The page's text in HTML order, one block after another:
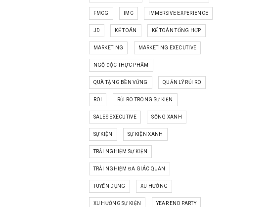
FMCG IMC IMMERSIVE EXPERIENCE
JD KẾ TOÁN KẾ TOÁN TỔNG HỢP
MARKETING MARKETING EXECUTIVE
NGỘ ĐỘC THỰC PHẨM
QUÀ TẶNG BỀN VỮNG QUẢN LÝ RỦI RO
ROI RỦI RO TRONG SỰ KIỆN
SALES EXECUTIVE SỐNG XANH
SỰ KIỆN SỰ KIỆN XANH
TRẢI NGHIỆM SỰ KIỆN
TRẢI NGHIỆM ĐA GIÁC QUAN
TUYỂN DỤNG XU HƯỚNG
XU HƯỚNG SỰ KIỆN YEAR END PARTY